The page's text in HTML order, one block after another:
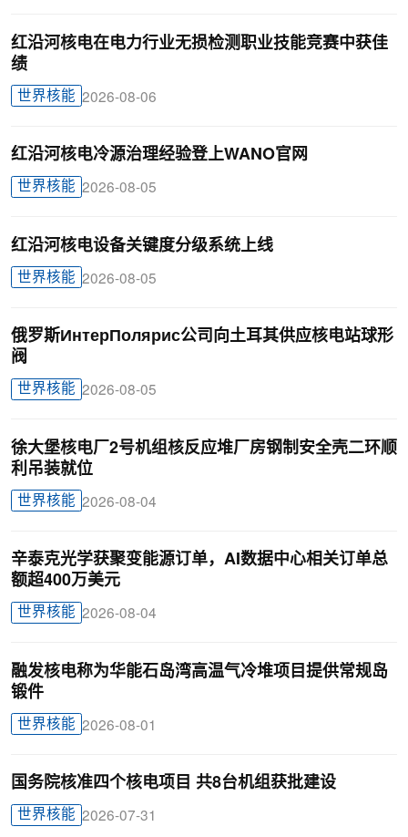
红沿河核电在电力行业无损检测职业技能竞赛中获佳
绩
世界核能 2026-08-06
红沿河核电冷源治理经验登上WANO官网
世界核能 2026-08-05
红沿河核电设备关键度分级系统上线
世界核能 2026-08-05
俄罗斯ИнтерПолярис公司向土耳其供应核电站球形
阀
世界核能 2026-08-05
徐大堡核电厂2号机组核反应堆厂房钢制安全壳二环顺
利吊装就位
世界核能 2026-08-04
辛泰克光学获聚变能源订单，AI数据中心相关订单总
额超400万美元
世界核能 2026-08-04
融发核电称为华能石岛湾高温气冷堆项目提供常规岛
锻件
世界核能 2026-08-01
国务院核准四个核电项目 共8台机组获批建设
世界核能 2026-07-31